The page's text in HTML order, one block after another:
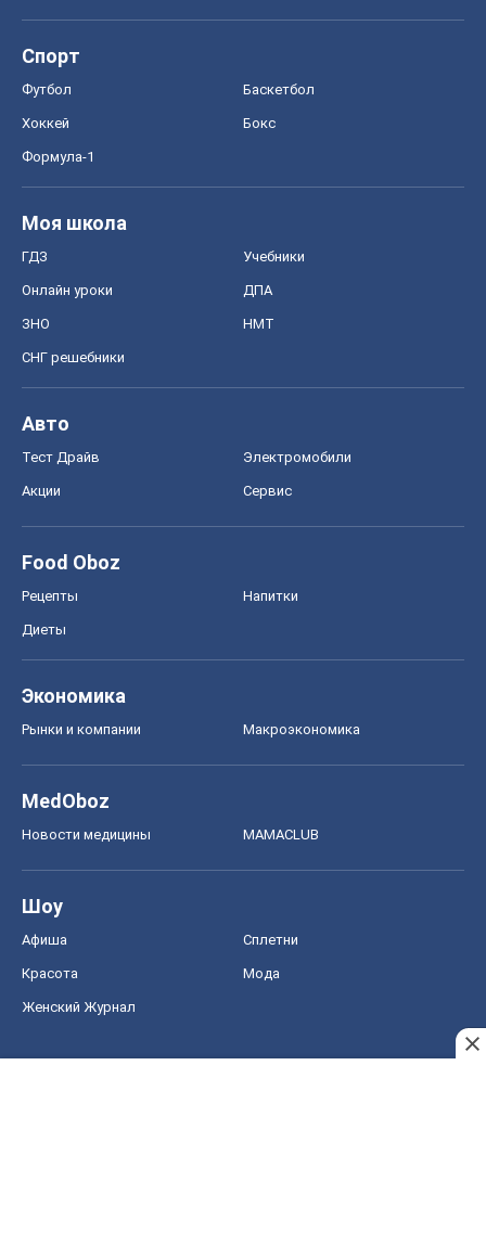
Спорт
Футбол Баскетбол
Хоккей Бокс
Формула-1
Моя школа
ГДЗ Учебники
Онлайн уроки ДПА
ЗНО НМТ
СНГ решебники
Авто
Тест Драйв Электромобили
Акции Сервис
Food Oboz
Рецепты Напитки
Диеты
Экономика
Рынки и компании Mакроэкономика
MedOboz
Новости медицины MAMACLUB
Шоу
Афиша Сплетни
Красота Мода
Женский Журнал